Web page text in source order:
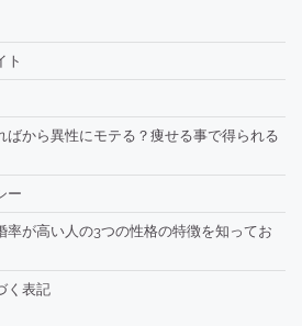
ト
ばから異性にモテる？痩せる事で得られる
ー
率が高い人の3つの性格の特徴を知ってお
く表記